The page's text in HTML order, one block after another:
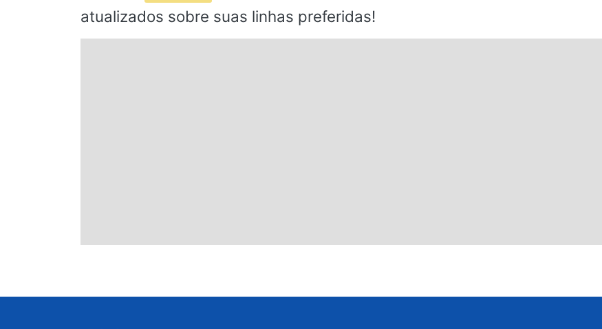
atualizados sobre suas linhas preferidas!